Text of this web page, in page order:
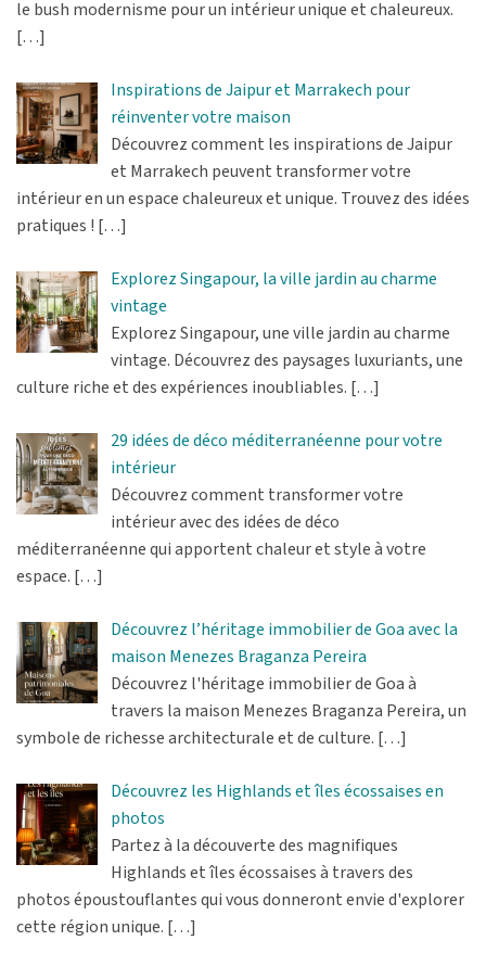
le bush modernisme pour un intérieur unique et chaleureux.
[…]
Inspirations de Jaipur et Marrakech pour
réinventer votre maison
Découvrez comment les inspirations de Jaipur
et Marrakech peuvent transformer votre
intérieur en un espace chaleureux et unique. Trouvez des idées
pratiques ! […]
Explorez Singapour, la ville jardin au charme
vintage
Explorez Singapour, une ville jardin au charme
vintage. Découvrez des paysages luxuriants, une
culture riche et des expériences inoubliables. […]
29 idées de déco méditerranéenne pour votre
intérieur
Découvrez comment transformer votre
intérieur avec des idées de déco
méditerranéenne qui apportent chaleur et style à votre
espace. […]
Découvrez l’héritage immobilier de Goa avec la
maison Menezes Braganza Pereira
Découvrez l'héritage immobilier de Goa à
travers la maison Menezes Braganza Pereira, un
symbole de richesse architecturale et de culture. […]
Découvrez les Highlands et îles écossaises en
photos
Partez à la découverte des magnifiques
Highlands et îles écossaises à travers des
photos époustouflantes qui vous donneront envie d'explorer
cette région unique. […]